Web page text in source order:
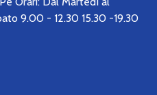
- 12.30 15.30 -19.30